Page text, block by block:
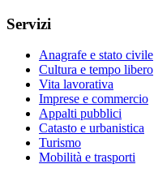
Servizi
Anagrafe e stato civile
Cultura e tempo libero
Vita lavorativa
Imprese e commercio
Appalti pubblici
Catasto e urbanistica
Turismo
Mobilità e trasporti